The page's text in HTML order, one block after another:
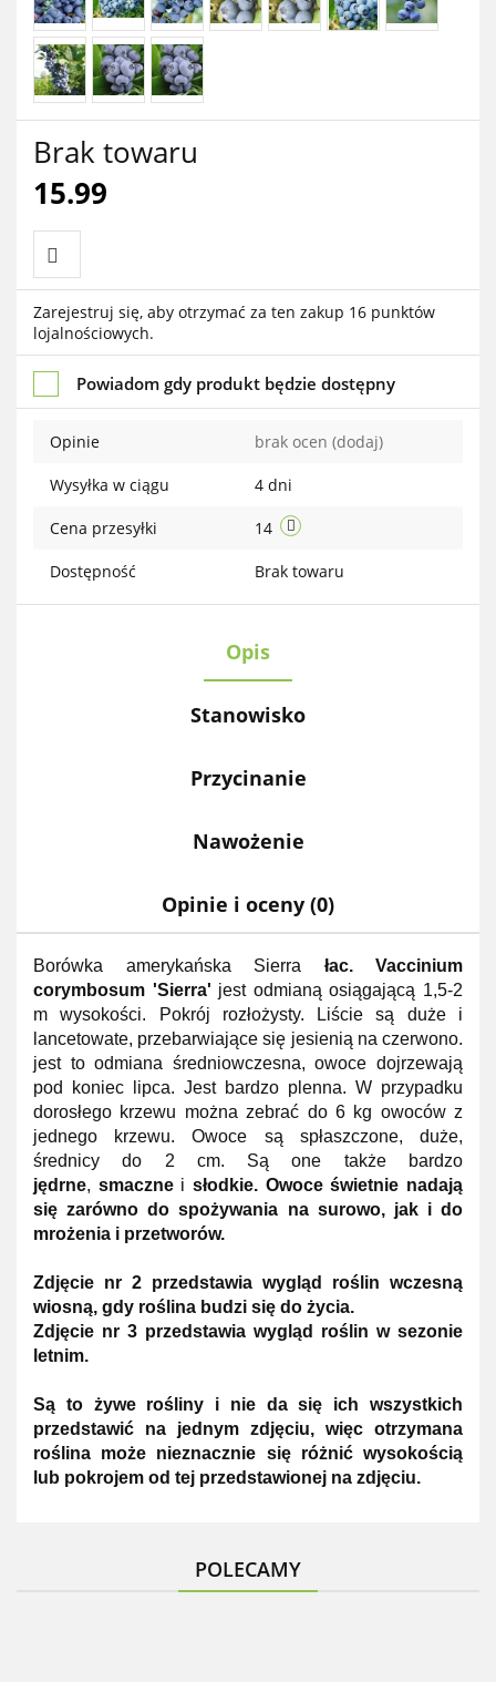
Brak towaru
15.99
Do
przechowalni
Zarejestruj się, aby otrzymać za ten zakup 16 punktów
lojalnościowych.
Powiadom gdy produkt będzie dostępny
Opinie brak ocen (dodaj)
Wysyłka w ciągu 4 dni
Cena przesyłki 14
Dostępność Brak towaru
Opis
Stanowisko
Przycinanie
Nawożenie
Opinie i oceny (0)
Borówka amerykańska Sierra łac. Vaccinium
corymbosum 'Sierra' jest odmianą osiągającą 1,5-2
m wysokości. Pokrój rozłożysty. Liście są duże i
lancetowate, przebarwiające się jesienią na czerwono.
jest to odmiana średniowczesna, owoce dojrzewają
pod koniec lipca. Jest bardzo plenna. W przypadku
dorosłego krzewu można zebrać do 6 kg owoców z
jednego krzewu. Owoce są spłaszczone, duże,
średnicy do 2 cm. Są one także bardzo
jędrne, smaczneisłodkie. Owoce świetnie nadają
się zarówno do spożywania na surowo, jak i do
mrożenia i przetworów.
Zdjęcie nr 2 przedstawia wygląd roślin wczesną
wiosną, gdy roślina budzi się do życia.
Zdjęcie nr 3 przedstawia wygląd roślin w sezonie
letnim.
Są to żywe rośliny i nie da się ich wszystkich
przedstawić na jednym zdjęciu, więc otrzymana
roślina może nieznacznie się różnić wysokością
lub pokrojem od tej przedstawionej na zdjęciu.
POLECAMY